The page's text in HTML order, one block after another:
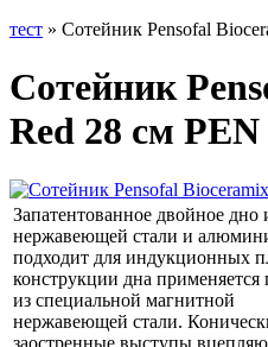
тест » Сотейник Pensofal
Сотейник
Red 28 cм PEN
Запатентованное двойное дно
нержавеющей стали и
подходит для индукционных
конструкции дна применяется
из специальной магнитной
нержавеющей стали.
заостренные выступы